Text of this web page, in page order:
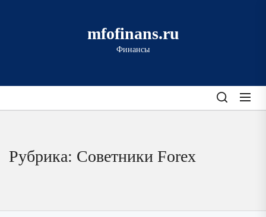
mfofinans.ru
Финансы
Рубрика: Советники Forex